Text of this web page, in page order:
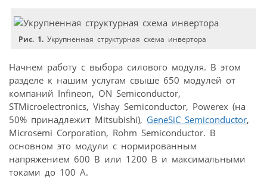
Рис. 1. Укрупненная структурная схема инвертора
Начнем работу с выбора силового модуля. В этом
разделе к нашим услугам свыше 650 модулей от
компаний Infineon, ON Semiconductor,
STMicroelectronics, Vishay Semiconductor, Powerex (на
50% принадлежит Mitsubishi), GeneSiC Semiconductor,
Microsemi Corporation, Rohm Semiconductor. В
основном это модули с нормированным
напряжением 600 В или 1200 В и максимальными
токами до 100 А.